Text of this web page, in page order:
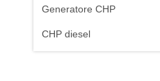
Generatore CHP
CHP diesel